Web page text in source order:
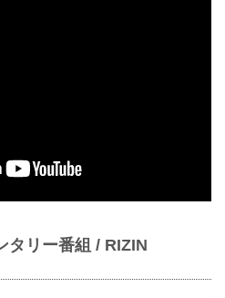
タリー番組 / RIZIN